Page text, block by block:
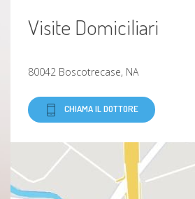
Visite Domiciliari
80042 Boscotrecase, NA
CHIAMA IL DOTTORE